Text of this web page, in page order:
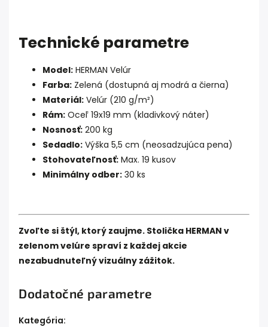
Technické parametre
Model: HERMAN Velúr
Farba: Zelená (dostupná aj modrá a čierna)
Materiál: Velúr (210 g/m²)
Rám: Oceľ 19x19 mm (kladivkový náter)
Nosnosť: 200 kg
Sedadlo: Výška 5,5 cm (neosadzujúca pena)
Stohovateľnosť: Max. 19 kusov
Minimálny odber: 30 ks
Zvoľte si štýl, ktorý zaujme. Stolička HERMAN v
zelenom velúre spraví z každej akcie
nezabudnuteľný vizuálny zážitok.
Dodatočné parametre
Kategória: